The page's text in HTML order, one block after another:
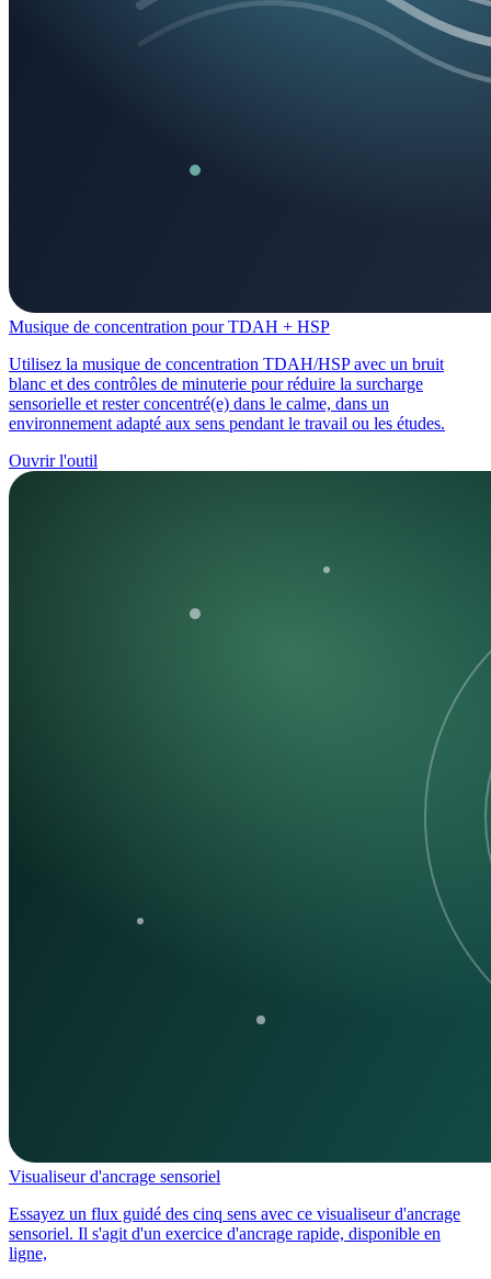
Musique de concentration pour TDAH + HSP
Utilisez la musique de concentration TDAH/HSP avec un bruit
blanc et des contrôles de minuterie pour réduire la surcharge
sensorielle et rester concentré(e) dans le calme, dans un
environnement adapté aux sens pendant le travail ou les études.
Ouvrir l'outil
Visualiseur d'ancrage sensoriel
Essayez un flux guidé des cinq sens avec ce visualiseur d'ancrage
sensoriel. Il s'agit d'un exercice d'ancrage rapide, disponible en
ligne,